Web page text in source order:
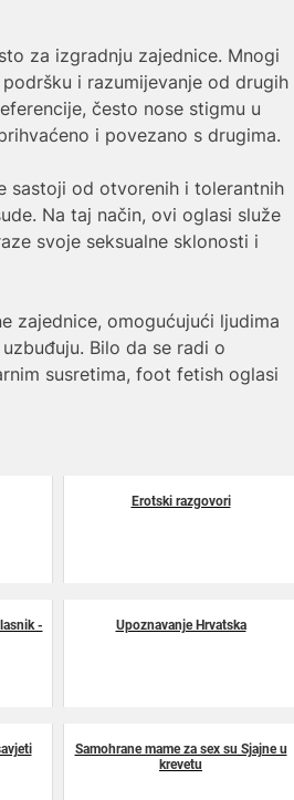
za izgradnju zajednice. Mnogi
i razumijevanje od drugih
često nose stigmu u
i povezano s drugima.
sastoji od otvorenih i tolerantnih
Na taj način, ovi oglasi služe
svoje seksualne sklonosti i
zajednice, omogućujući ljudima
Bilo da se radi o
susretima, foot fetish oglasi
Erotski razgovori
-
Upoznavanje Hrvatska
Samohrane mame za sex su Sjajne u
krevetu